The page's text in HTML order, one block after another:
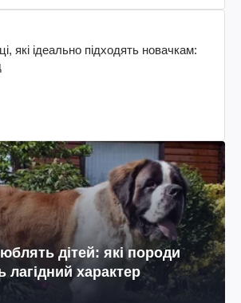
які ідеально підходять новачкам:
дітей: які породи
лагідний характер